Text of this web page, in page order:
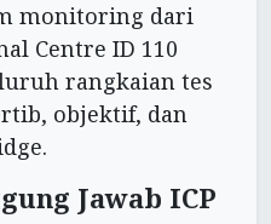
monitoring dari
Centre ID 110
rangkaian tes
objektif, dan
Jawab ICP